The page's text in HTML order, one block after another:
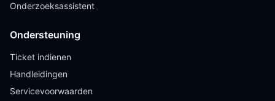
Onderzoeksassistent
Ondersteuning
Ticket indienen
Handleidingen
Servicevoorwaarden